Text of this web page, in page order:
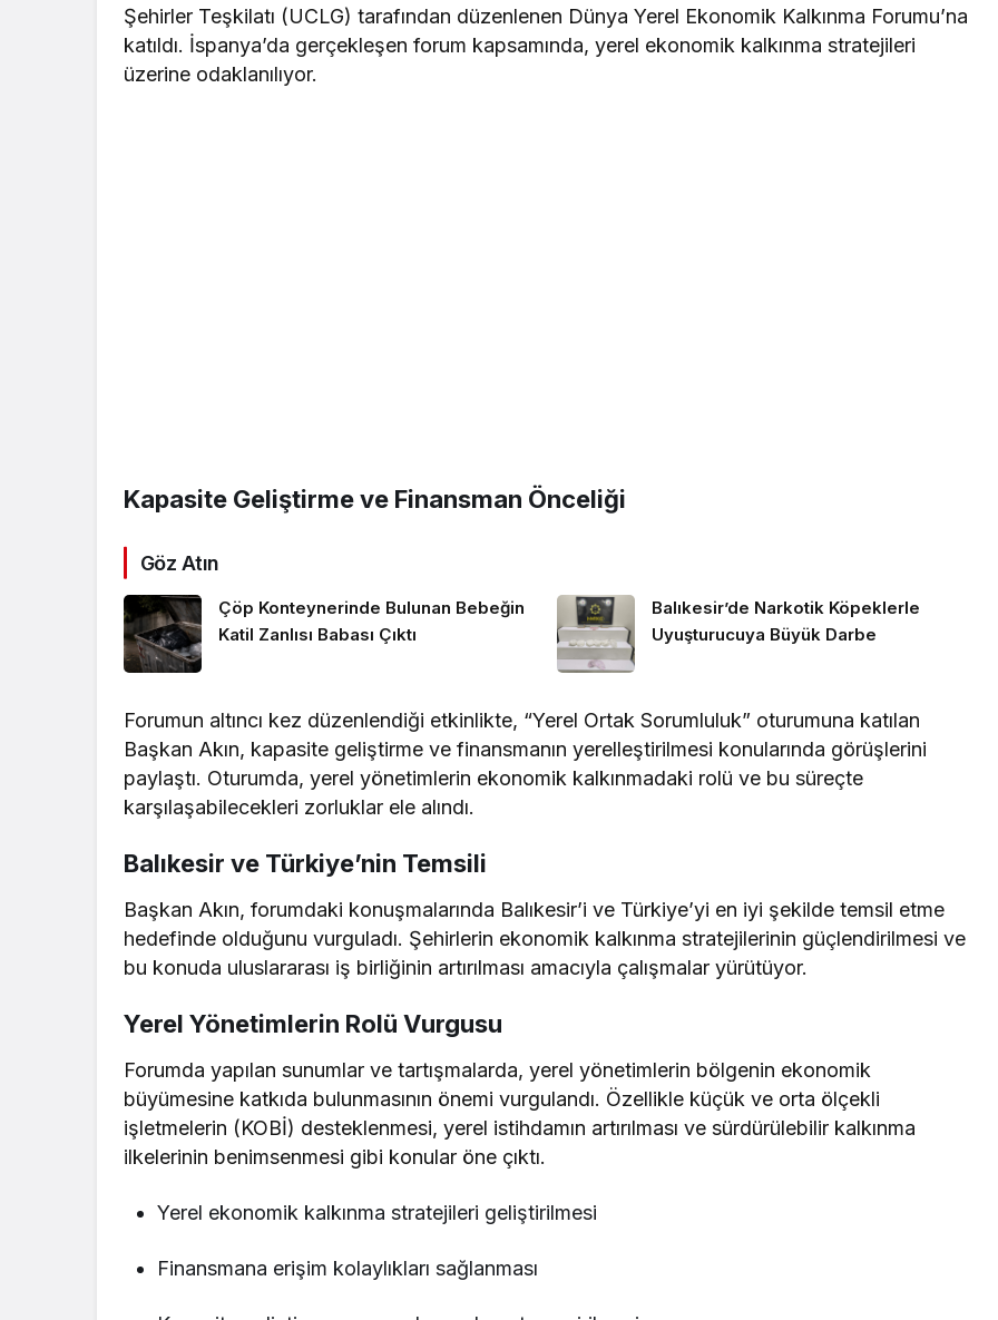
Şehirler Teşkilatı (UCLG) tarafından düzenlenen Dünya Yerel Ekonomik Kalkınma Forumu’na
katıldı. İspanya’da gerçekleşen forum kapsamında, yerel ekonomik kalkınma stratejileri
üzerine odaklanılıyor.
Kapasite Geliştirme ve Finansman Önceliği
Göz Atın
Çöp Konteynerinde Bulunan Bebeğin
Katil Zanlısı Babası Çıktı
Balıkesir’de Narkotik Köpeklerle
Uyuşturucuya Büyük Darbe
Forumun altıncı kez düzenlendiği etkinlikte, “Yerel Ortak Sorumluluk” oturumuna katılan
Başkan Akın, kapasite geliştirme ve finansmanın yerelleştirilmesi konularında görüşlerini
paylaştı. Oturumda, yerel yönetimlerin ekonomik kalkınmadaki rolü ve bu süreçte
karşılaşabilecekleri zorluklar ele alındı.
Balıkesir ve Türkiye’nin Temsili
Başkan Akın, forumdaki konuşmalarında Balıkesir’i ve Türkiye’yi en iyi şekilde temsil etme
hedefinde olduğunu vurguladı. Şehirlerin ekonomik kalkınma stratejilerinin güçlendirilmesi ve
bu konuda uluslararası iş birliğinin artırılması amacıyla çalışmalar yürütüyor.
Yerel Yönetimlerin Rolü Vurgusu
Forumda yapılan sunumlar ve tartışmalarda, yerel yönetimlerin bölgenin ekonomik
büyümesine katkıda bulunmasının önemi vurgulandı. Özellikle küçük ve orta ölçekli
işletmelerin (KOBİ) desteklenmesi, yerel istihdamın artırılması ve sürdürülebilir kalkınma
ilkelerinin benimsenmesi gibi konular öne çıktı.
Yerel ekonomik kalkınma stratejileri geliştirilmesi
Finansmana erişim kolaylıkları sağlanması